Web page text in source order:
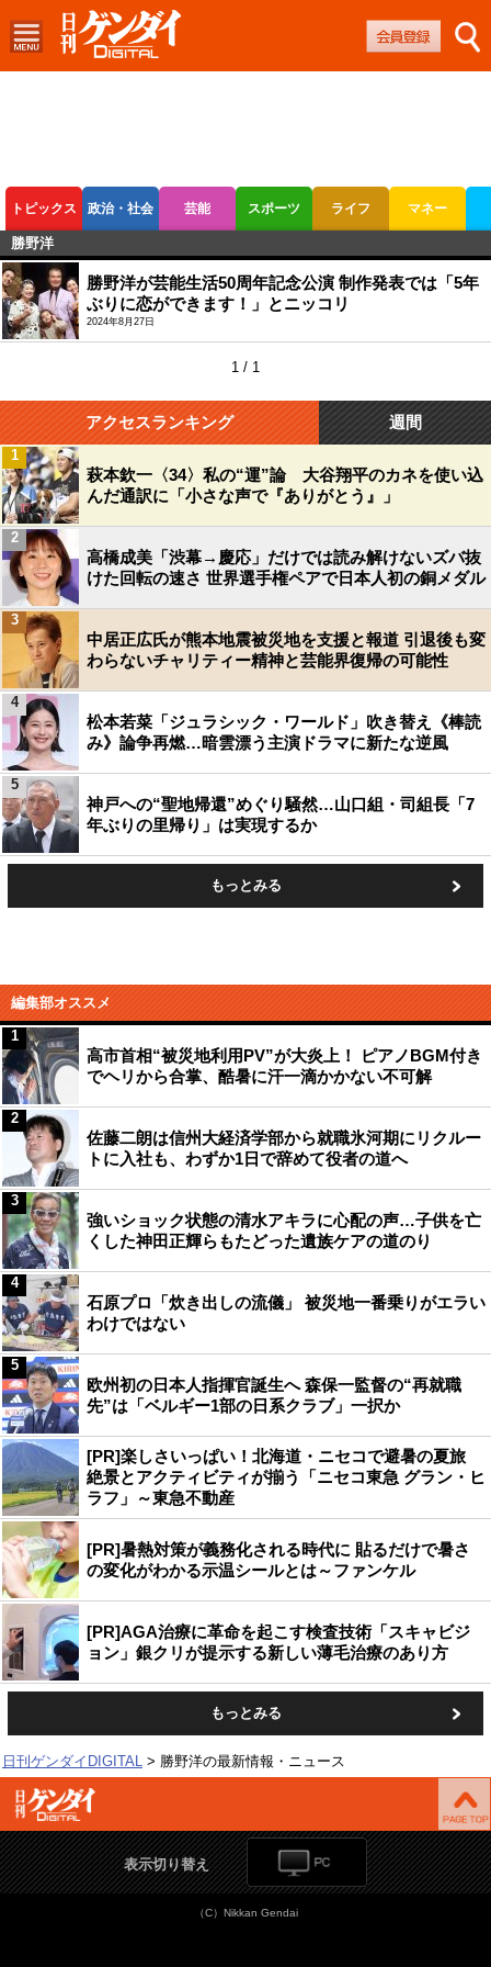
トピックス 政治・社会 芸能 スポーツ ライフ マネー
ボートレース
勝野洋
勝野洋が芸能生活50周年記念公演 制作発表では「5年
ぶりに恋ができます！」とニッコリ
2024年8月27日
1 / 1
アクセスランキング 週間
萩本欽一〈34〉私の“運”論 大谷翔平のカネを使い込
んだ通訳に「小さな声で『ありがとう』」
1
高橋成美「渋幕→慶応」だけでは読み解けないズバ抜
けた回転の速さ 世界選手権ペアで日本人初の銅メダル
2
中居正広氏が熊本地震被災地を支援と報道 引退後も変
わらないチャリティー精神と芸能界復帰の可能性
3
松本若菜「ジュラシック・ワールド」吹き替え《棒読
み》論争再燃…暗雲漂う主演ドラマに新たな逆風
4
神戸への“聖地帰還”めぐり騒然…山口組・司組長「7
年ぶりの里帰り」は実現するか
5
もっとみる
編集部オススメ
高市首相“被災地利用PV”が大炎上！ ピアノBGM付き
でヘリから合掌、酷暑に汗一滴かかない不可解
1
佐藤二朗は信州大経済学部から就職氷河期にリクルー
トに入社も、わずか1日で辞めて役者の道へ
2
強いショック状態の清水アキラに心配の声…子供を亡
くした神田正輝らもたどった遺族ケアの道のり
3
石原プロ「炊き出しの流儀」 被災地一番乗りがエラい
わけではない
4
欧州初の日本人指揮官誕生へ 森保一監督の“再就職
先”は「ベルギー1部の日系クラブ」一択か
5
[PR]楽しさいっぱい！北海道・ニセコで避暑の夏旅
絶景とアクティビティが揃う「ニセコ東急 グラン・ヒ
ラフ」～東急不動産
[PR]暑熱対策が義務化される時代に 貼るだけで暑さ
の変化がわかる示温シールとは～ファンケル
[PR]AGA治療に革命を起こす検査技術「スキャビジ
ョン」銀クリが提示する新しい薄毛治療のあり方
もっとみる
日刊ゲンダイDIGITAL 勝野洋の最新情報・ニュース
表示切り替え
（C）Nikkan Gendai